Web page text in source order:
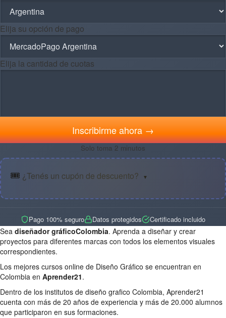
Elija su opción de pago
Elija la cantidad de cuotas
Inscribirme ahora →
Solo toma 2 minutos
🎟️ ¿Tenés un cupón de descuento? ▼
Pago 100% seguro Datos protegidos Certificado incluido
Sea diseñador gráficoColombia. Aprenda a diseñar y crear
proyectos para diferentes marcas con todos los elementos visuales
correspondientes.
Los mejores cursos online de Diseño Gráfico se encuentran en
Colombia en Aprender21.
Dentro de los institutos de diseño grafico Colombia, Aprender21
cuenta con más de 20 años de experiencia y más de 20.000 alumnos
que participaron en sus formaciones.